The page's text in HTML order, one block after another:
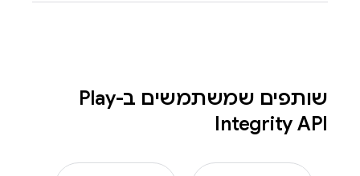
שותפים שמשתמשים ב-Play
Integrity API